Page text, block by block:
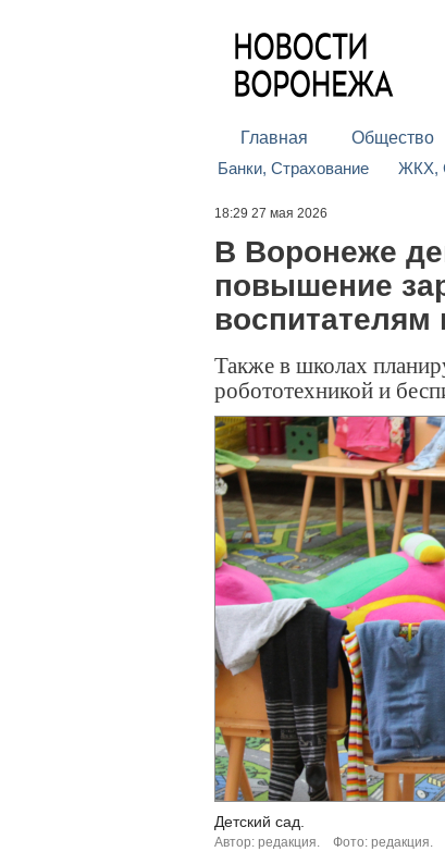
Главная Общество
Банки, Страхование
ЖКХ,
18:29 27 мая 2026
В Воронеже
повышение
воспитателям
Также в школах
робототехникой и
Детский сад.
Автор: редакция. Фото: редакция.